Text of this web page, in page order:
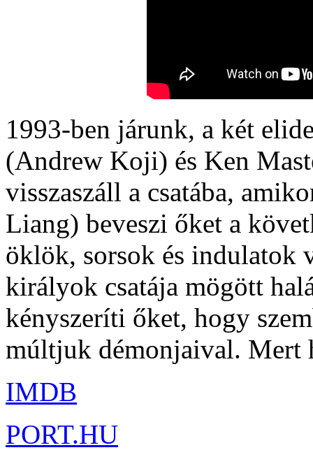
1993-ben járunk, a két
(Andrew Koji) és Ken
visszaszáll a csatába,
Liang) beveszi őket a
öklök, sorsok és indulatok
királyok csatája mögött
kényszeríti őket, hogy
múltjuk démonjaival. Mert
IMDB
PORT.HU